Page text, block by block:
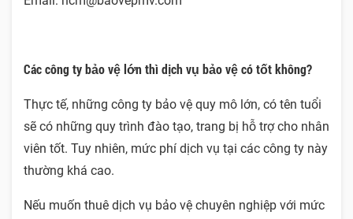
Các công ty bảo vệ lớn thì dịch vụ bảo vệ có tốt không?
Thực tế, những công ty bảo vệ quy mô lớn, có tên tuổi
sẽ có những quy trình đào tạo, trang bị hỗ trợ cho nhân
viên tốt. Tuy nhiên, mức phí dịch vụ tại các công ty này
thường khá cao.
Nếu muốn thuê dịch vụ bảo vệ chuyên nghiệp với mức